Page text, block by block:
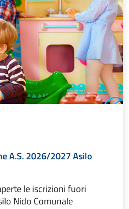
A.S. 2026/2027 Asilo
le iscrizioni fuori
Nido Comunale